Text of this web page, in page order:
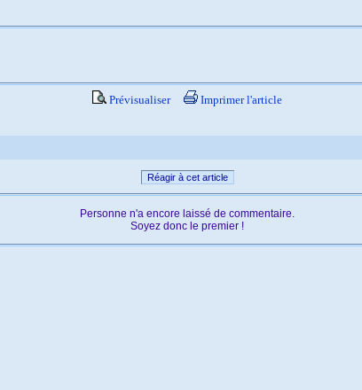
Prévisualiser Imprimer l'article
Réagir à cet article
Personne n'a encore laissé de commentaire.
Soyez donc le premier !